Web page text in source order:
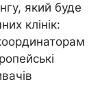
який буде
клінік: